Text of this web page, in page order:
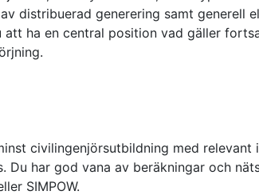
distribuerad generering samt generell
att ha en central position vad gäller
civilingenjörsutbildning med relevant
Du har god vana av beräkningar och
SIMPOW.